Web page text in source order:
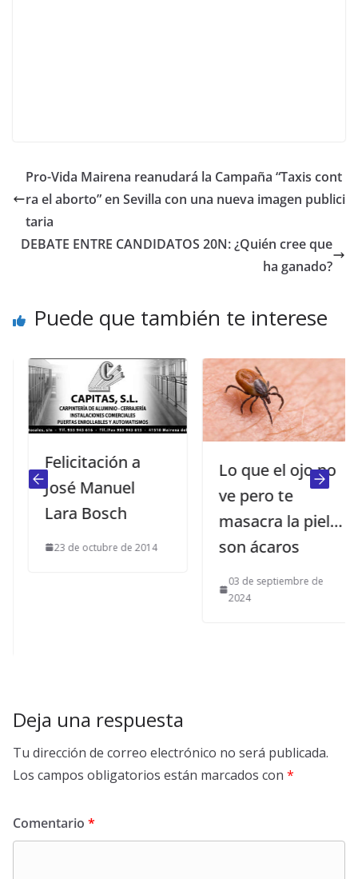
Pro-Vida Mairena reanudará la Campaña “Taxis cont
ra el aborto” en Sevilla con una nueva imagen publici
taria
DEBATE ENTRE CANDIDATOS 20N: ¿Quién cree que
ha ganado?
Puede que también te interese
Felicitación a
José Manuel
Lara Bosch
23 de octubre de 2014
Lo que el ojo no
ve pero te
masacra la piel…
son ácaros
03 de septiembre de
2024
Deja una respuesta
Tu dirección de correo electrónico no será publicada.
Los campos obligatorios están marcados con *
Comentario *